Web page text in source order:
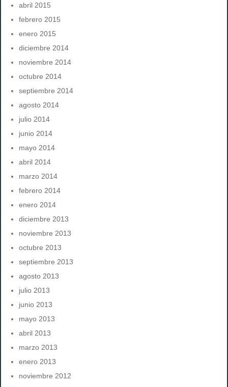
abril 2015
febrero 2015
enero 2015
diciembre 2014
noviembre 2014
octubre 2014
septiembre 2014
agosto 2014
julio 2014
junio 2014
mayo 2014
abril 2014
marzo 2014
febrero 2014
enero 2014
diciembre 2013
noviembre 2013
octubre 2013
septiembre 2013
agosto 2013
julio 2013
junio 2013
mayo 2013
abril 2013
marzo 2013
enero 2013
noviembre 2012